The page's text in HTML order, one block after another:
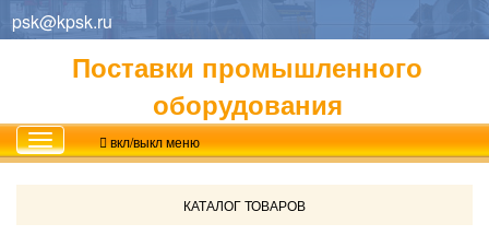
psk@kpsk.ru
Поставки промышленного
оборудования
вкл/выкл меню
КАТАЛОГ ТОВАРОВ